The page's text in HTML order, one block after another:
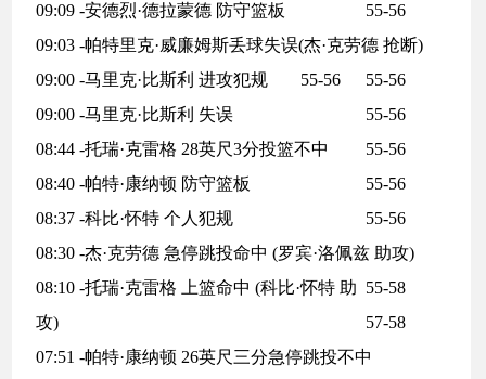
09:09 -安德烈·德拉蒙德 防守篮板
55-56
09:03 -帕特里克·威廉姆斯丢球失误(杰·克劳德 抢断)
55-56
09:00 -马里克·比斯利 进攻犯规
55-56
09:00 -马里克·比斯利 失误
55-56
08:44 -托瑞·克雷格 28英尺3分投篮不中
55-56
08:40 -帕特·康纳顿 防守篮板
55-56
08:37 -科比·怀特 个人犯规
55-56
08:30 -杰·克劳德 急停跳投命中 (罗宾·洛佩兹 助攻)
55-58
08:10 -托瑞·克雷格 上篮命中 (科比·怀特 助
攻)
57-58
07:51 -帕特·康纳顿 26英尺三分急停跳投不中